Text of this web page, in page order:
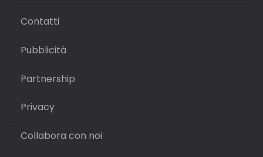
Contatti
Pubblicità
Partnership
Privacy
Collabora con noi